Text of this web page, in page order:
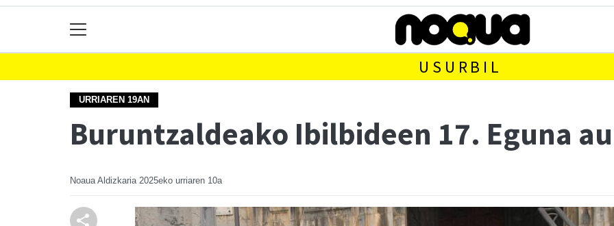
USURBIL
URRIAREN 19AN
Buruntzaldeako Ibilbideen 17. Eguna
Noaua Aldizkaria 2025eko urriaren 10a